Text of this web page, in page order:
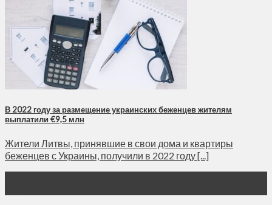
В 2022 году за размещение украинских беженцев жителям
выплатили €9,5 млн
Жители Литвы, принявшие в свои дома и квартиры
беженцев с Украины, получили в 2022 году [...]